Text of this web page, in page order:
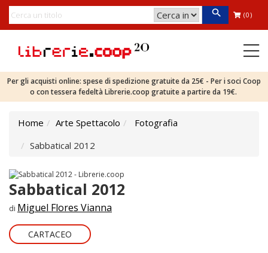
(0)
Per gli acquisti online: spese di spedizione gratuite da 25€ - Per i soci Coop
o con tessera fedeltà Librerie.coop gratuite a partire da 19€.
Home Arte Spettacolo
Fotografia
Sabbatical 2012
Sabbatical 2012
di Miguel Flores Vianna
CARTACEO